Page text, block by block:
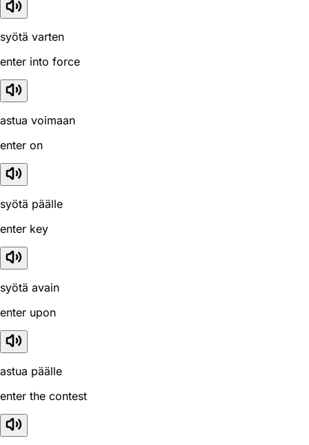
syötä varten
enter into force
astua voimaan
enter on
syötä päälle
enter key
syötä avain
enter upon
astua päälle
enter the contest